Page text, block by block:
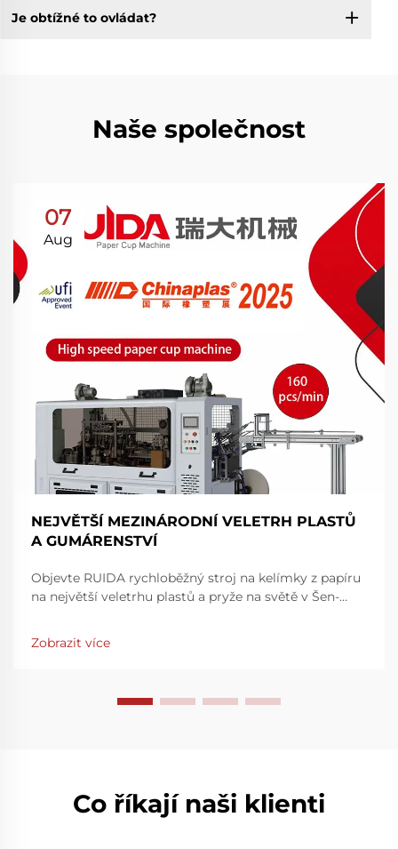
Je obtížné to ovládat?
Naše společnost
07
Aug
NEJVĚTŠÍ MEZINÁRODNÍ VELETRH PLASTŮ
A GUMÁRENSTVÍ
Objevte RUIDA rychloběžný stroj na kelímky z papíru
na největší veletrhu plastů a pryže na světě v Šen-
nás na stánku 7Y81, hala 7. Zjistěte více ještě dnes.
Zobrazit více
Co říkají naši klienti